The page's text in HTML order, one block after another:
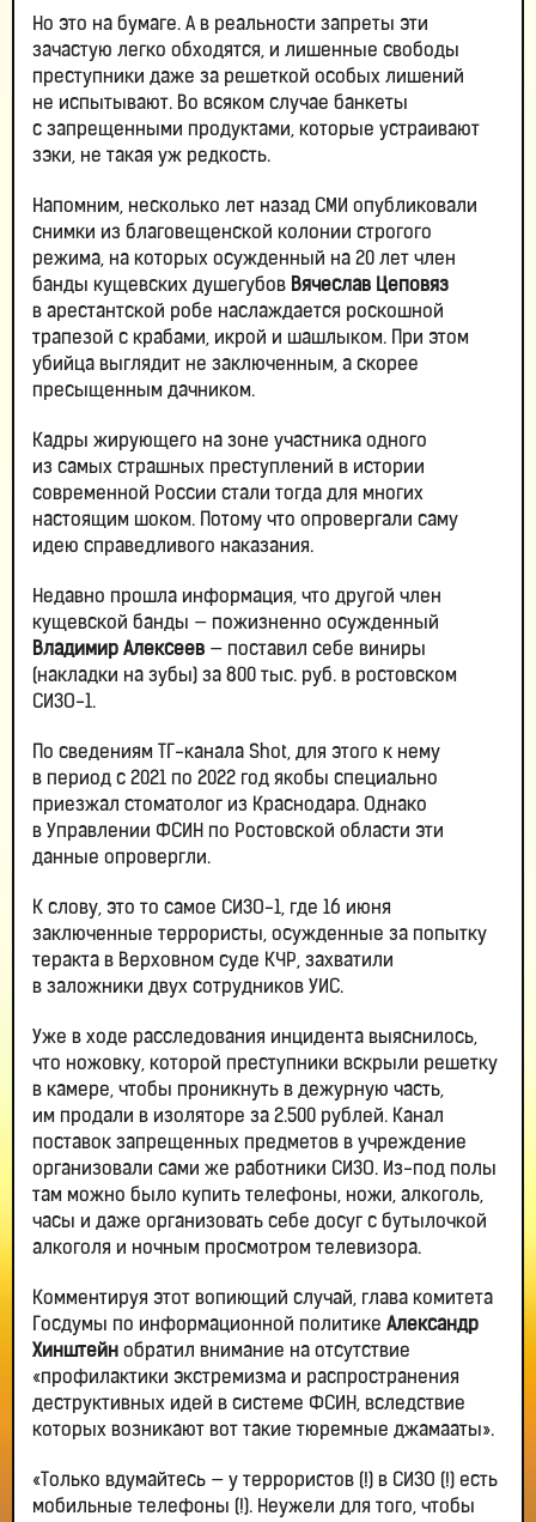
Но это на бумаге. А в реальности запреты эти
зачастую легко обходятся, и лишенные свободы
преступники даже за решеткой особых лишений
не испытывают. Во всяком случае банкеты
с запрещенными продуктами, которые устраивают
зэки, не такая уж редкость.
Напомним, несколько лет назад СМИ опубликовали
снимки из благовещенской колонии строгого
режима, на которых осужденный на 20 лет член
банды кущевских душегубов Вячеслав Цеповяз
в арестантской робе наслаждается роскошной
трапезой с крабами, икрой и шашлыком. При этом
убийца выглядит не заключенным, а скорее
пресыщенным дачником.
Кадры жирующего на зоне участника одного
из самых страшных преступлений в истории
современной России стали тогда для многих
настоящим шоком. Потому что опровергали саму
идею справедливого наказания.
Недавно прошла информация, что другой член
кущевской банды — пожизненно осужденный
Владимир Алексеев — поставил себе виниры
(накладки на зубы) за 800 тыс. руб. в ростовском
СИЗО-1.
По сведениям ТГ-канала Shot, для этого к нему
в период с 2021 по 2022 год якобы специально
приезжал стоматолог из Краснодара. Однако
в Управлении ФСИН по Ростовской области эти
данные опровергли.
К слову, это то самое СИЗО-1, где 16 июня
заключенные террористы, осужденные за попытку
теракта в Верховном суде КЧР, захватили
в заложники двух сотрудников УИС.
Уже в ходе расследования инцидента выяснилось,
что ножовку, которой преступники вскрыли решетку
в камере, чтобы проникнуть в дежурную часть,
им продали в изоляторе за 2.500 рублей. Канал
поставок запрещенных предметов в учреждение
организовали сами же работники СИЗО. Из-под полы
там можно было купить телефоны, ножи, алкоголь,
часы и даже организовать себе досуг с бутылочкой
алкоголя и ночным просмотром телевизора.
Комментируя этот вопиющий случай, глава комитета
Госдумы по информационной политике Александр
Хинштейн обратил внимание на отсутствие
«профилактики экстремизма и распространения
деструктивных идей в системе ФСИН, вследствие
которых возникают вот такие тюремные джамааты».
«Только вдумайтесь — у террористов (!) в СИЗО (!) есть
мобильные телефоны (!). Неужели для того, чтобы